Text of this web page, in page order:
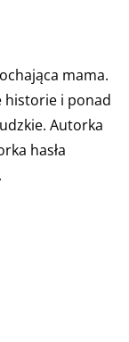
mama.
historie i ponad
Autorka
hasła